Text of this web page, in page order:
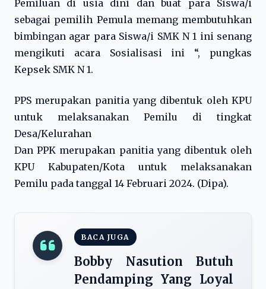
Pemiluan di usia dini dan buat para Siswa/i
sebagai pemilih Pemula memang membutuhkan
bimbingan agar para Siswa/i SMK N 1 ini senang
mengikuti acara Sosialisasi ini “, pungkas
Kepsek SMK N 1.
PPS merupakan panitia yang dibentuk oleh KPU
untuk melaksanakan Pemilu di tingkat
Desa/Kelurahan
Dan PPK merupakan panitia yang dibentuk oleh
KPU Kabupaten/Kota untuk melaksanakan
Pemilu pada tanggal 14 Februari 2024. (Dipa).
BACA JUGA
Bobby Nasution Butuh
Pendamping Yang Loyal